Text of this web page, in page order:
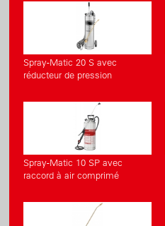
Spray-Matic 20 S avec
réducteur de pression
Spray-Matic 10 SP avec
raccord à air comprimé